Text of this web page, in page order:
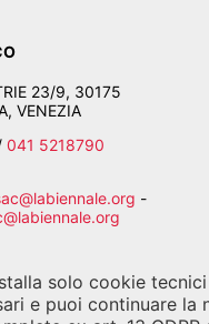
23/9, 30175
VENEZIA
041 5218790
-
30122
solo cookie
e puoi continuare